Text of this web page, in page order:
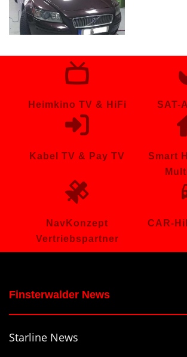
Volvo V50
Heimkino TV & HiFi SAT-
Kabel TV & Pay TV
Smart
NavKonzept
Vertriebspartner
CAR-
Finsterwalder News
Starline News